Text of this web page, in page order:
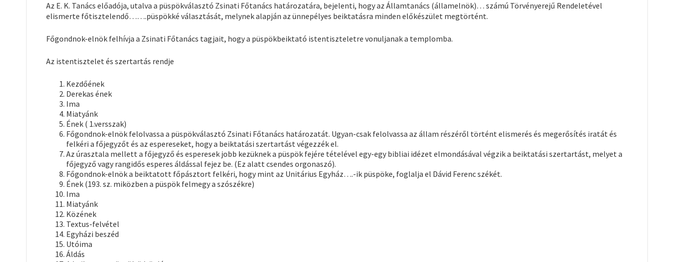
Az E. K. Tanács előadója, utalva a püspökválasztó Zsinati Főtanács határozatára, bejelenti, hogy az Államtanács (államelnök)… számú Törvényerejű Rendeletével
elismerte főtisztelendő…….püspökké választását, melynek alapján az ünnepélyes beiktatásra minden előkészület megtörtént.
Főgondnok-elnök felhívja a Zsinati Főtanács tagjait, hogy a püspökbeiktató istentiszteletre vonuljanak a templomba.
Az istentisztelet és szertartás rendje
Kezdőének
Derekas ének
Ima
Miatyánk
Ének ( 1.versszak)
Főgondnok-elnök felolvassa a püspökválasztó Zsinati Főtanács határozatát. Ugyan-csak felolvassa az állam részéről történt elismerés és megerősítés iratát és
felkéri a főjegyzőt és az espereseket, hogy a beiktatási szertartást végezzék el.
Az úrasztala mellett a főjegyző és esperesek jobb kezüknek a püspök fejére tételével egy-egy bibliai idézet elmondásával végzik a beiktatási szertartást, melyet a
főjegyző vagy rangidős esperes áldással fejez be. (Ez alatt csendes orgonaszó).
Főgondnok-elnök a beiktatott főpásztort felkéri, hogy mint az Unitárius Egyház….-ik püspöke, foglalja el Dávid Ferenc székét.
Ének (193. sz. miközben a püspök felmegy a szószékre)
Ima
Miatyánk
Közének
Textus-felvétel
Egyházi beszéd
Utóima
Áldás